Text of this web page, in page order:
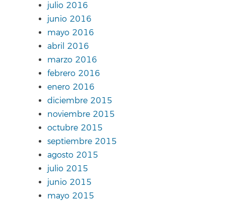
julio 2016
junio 2016
mayo 2016
abril 2016
marzo 2016
febrero 2016
enero 2016
diciembre 2015
noviembre 2015
octubre 2015
septiembre 2015
agosto 2015
julio 2015
junio 2015
mayo 2015